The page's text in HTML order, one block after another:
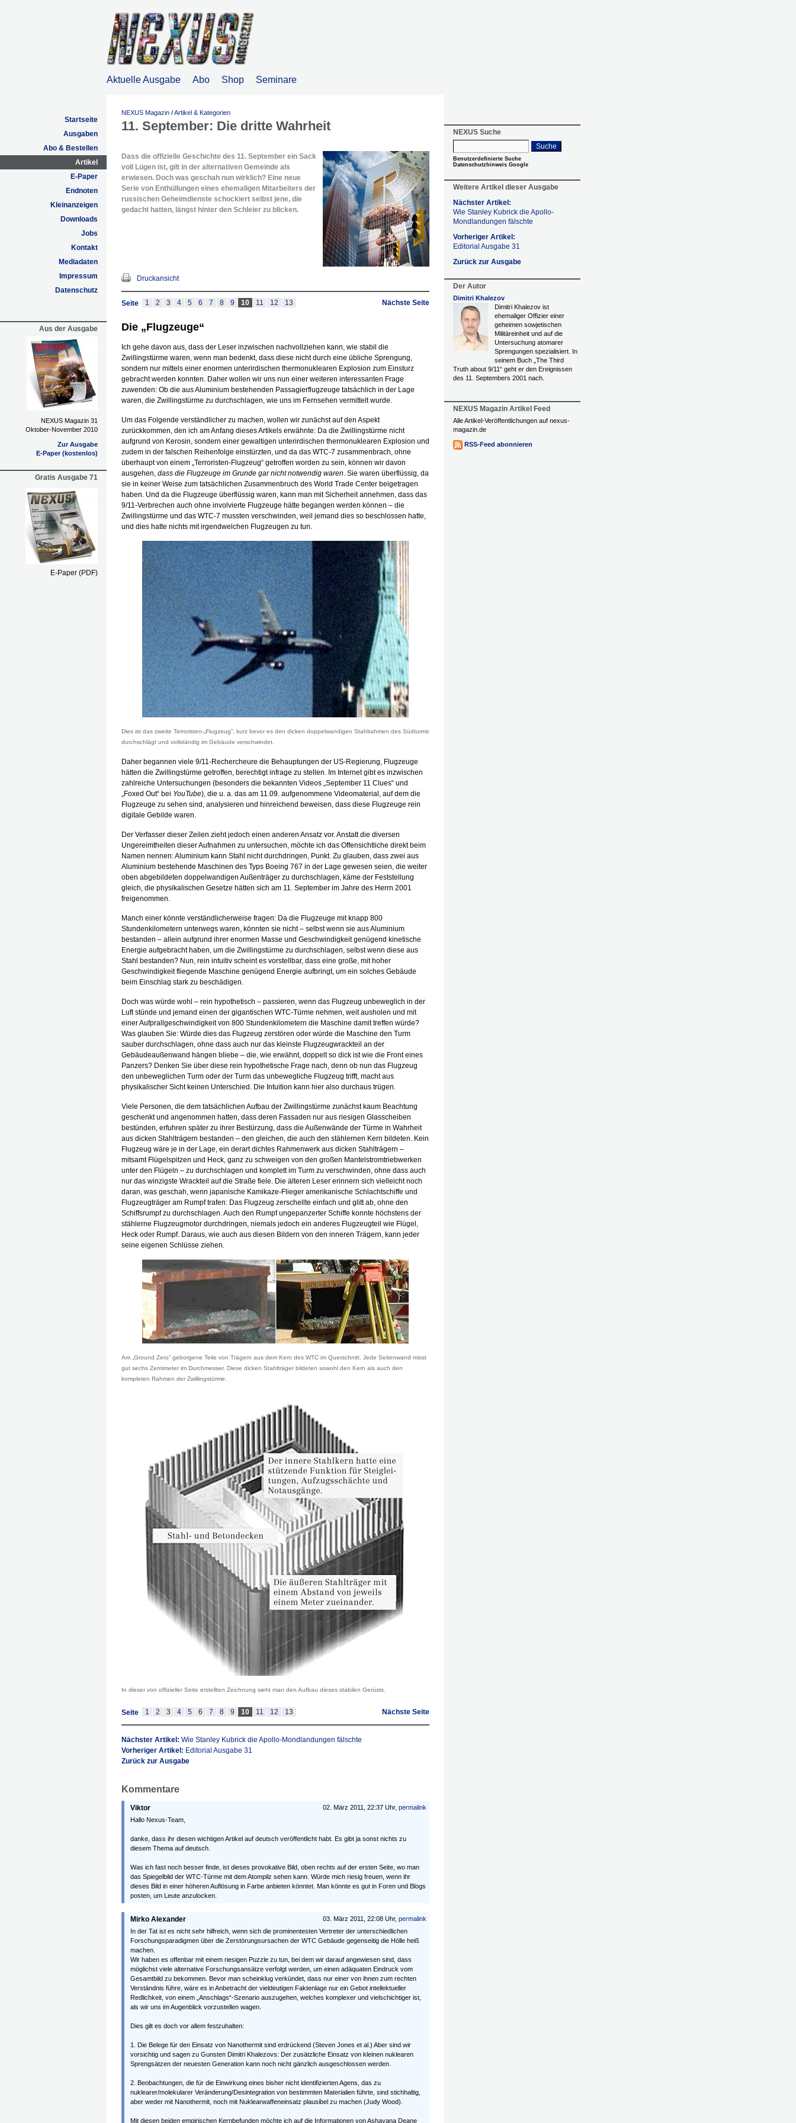
Aktuelle Ausgabe Abo Shop Seminare
Startseite
Ausgaben
Abo & Bestellen
Artikel
E-Paper
Endnoten
Kleinanzeigen
Downloads
Jobs
Kontakt
Mediadaten
Impressum
Datenschutz
Aus der Ausgabe
NEXUS Magazin 31
Oktober-November 2010
Zur Ausgabe
E-Paper (kostenlos)
Gratis Ausgabe 71
E-Paper (PDF)
NEXUS Magazin /Artikel & Kategorien
11. September: Die dritte Wahrheit
Dass die offizielle Geschichte des 11. September ein Sack
voll Lügen ist, gilt in der alternativen Gemeinde als
erwiesen. Doch was geschah nun wirklich? Eine neue
Serie von Enthüllungen eines ehemaligen Mitarbeiters der
russischen Geheimdienste schockiert selbst jene, die
gedacht hatten, längst hinter den Schleier zu blicken.
Druckansicht
Nächste Seite
Seite 1 2 3 4 5 6 7 8 9 10 11 12 13
Die „Flugzeuge“
Ich gehe davon aus, dass der Leser inzwischen nachvollziehen kann, wie stabil die
Zwillingstürme waren, wenn man bedenkt, dass diese nicht durch eine übliche Sprengung,
sondern nur mittels einer enormen unterirdischen thermonuklearen Explosion zum Einsturz
gebracht werden konnten. Daher wollen wir uns nun einer weiteren interessanten Frage
zuwenden: Ob die aus Aluminium bestehenden Passagierflugzeuge tatsächlich in der Lage
waren, die Zwillingstürme zu durchschlagen, wie uns im Fernsehen vermittelt wurde.
Um das Folgende verständlicher zu machen, wollen wir zunächst auf den Aspekt
zurückkommen, den ich am Anfang dieses Artikels erwähnte: Da die Zwillingstürme nicht
aufgrund von Kerosin, sondern einer gewaltigen unterirdischen thermonuklearen Explosion und
zudem in der falschen Reihenfolge einstürzten, und da das WTC-7 zusammenbrach, ohne
überhaupt von einem „Terroristen-Flugzeug“ getroffen worden zu sein, können wir davon
ausgehen, dass die Flugzeuge im Grunde gar nicht notwendig waren. Sie waren überflüssig, da
sie in keiner Weise zum tatsächlichen Zusammenbruch des World Trade Center beigetragen
haben. Und da die Flugzeuge überflüssig waren, kann man mit Sicherheit annehmen, dass das
9/11-Verbrechen auch ohne involvierte Flugzeuge hätte begangen werden können – die
Zwillingstürme und das WTC-7 mussten verschwinden, weil jemand dies so beschlossen hatte,
und dies hatte nichts mit irgendwelchen Flugzeugen zu tun.
Dies ist das zweite Terroristen-„Flugzeug”, kurz bevor es den dicken doppelwandigen Stahlrahmen des Südturms
durchschlägt und vollständig im Gebäude verschwindet.
Daher begannen viele 9/11-Rechercheure die Behauptungen der US-Regierung, Flugzeuge
hätten die Zwillingstürme getroffen, berechtigt infrage zu stellen. Im Internet gibt es inzwischen
zahlreiche Untersuchungen (besonders die bekannten Videos „September 11 Clues“ und
„Foxed Out“ bei YouTube), die u. a. das am 11.09. aufgenommene Videomaterial, auf dem die
Flugzeuge zu sehen sind, analysieren und hinreichend beweisen, dass diese Flugzeuge rein
digitale Gebilde waren.
Der Verfasser dieser Zeilen zieht jedoch einen anderen Ansatz vor. Anstatt die diversen
Ungereimtheiten dieser Aufnahmen zu untersuchen, möchte ich das Offensichtliche direkt beim
Namen nennen: Aluminium kann Stahl nicht durchdringen, Punkt. Zu glauben, dass zwei aus
Aluminium bestehende Maschinen des Typs Boeing 767 in der Lage gewesen seien, die weiter
oben abgebildeten doppelwandigen Außenträger zu durchschlagen, käme der Feststellung
gleich, die physikalischen Gesetze hätten sich am 11. September im Jahre des Herrn 2001
freigenommen.
Manch einer könnte verständlicherweise fragen: Da die Flugzeuge mit knapp 800
Stundenkilometern unterwegs waren, könnten sie nicht – selbst wenn sie aus Aluminium
bestanden – allein aufgrund ihrer enormen Masse und Geschwindigkeit genügend kinetische
Energie aufgebracht haben, um die Zwillingstürme zu durchschlagen, selbst wenn diese aus
Stahl bestanden? Nun, rein intuitiv scheint es vorstellbar, dass eine große, mit hoher
Geschwindigkeit fliegende Maschine genügend Energie aufbringt, um ein solches Gebäude
beim Einschlag stark zu beschädigen.
Doch was würde wohl – rein hypothetisch – passieren, wenn das Flugzeug unbeweglich in der
Luft stünde und jemand einen der gigantischen WTC-Türme nehmen, weit ausholen und mit
einer Aufprallgeschwindigkeit von 800 Stundenkilometern die Maschine damit treffen würde?
Was glauben Sie: Würde dies das Flugzeug zerstören oder würde die Maschine den Turm
sauber durchschlagen, ohne dass auch nur das kleinste Flugzeugwrackteil an der
Gebäudeaußenwand hängen bliebe – die, wie erwähnt, doppelt so dick ist wie die Front eines
Panzers? Denken Sie über diese rein hypothetische Frage nach, denn ob nun das Flugzeug
den unbeweglichen Turm oder der Turm das unbewegliche Flugzeug trifft, macht aus
physikalischer Sicht keinen Unterschied. Die Intuition kann hier also durchaus trügen.
Viele Personen, die dem tatsächlichen Aufbau der Zwillingstürme zunächst kaum Beachtung
geschenkt und angenommen hatten, dass deren Fassaden nur aus riesigen Glasscheiben
bestünden, erfuhren später zu ihrer Bestürzung, dass die Außenwände der Türme in Wahrheit
aus dicken Stahlträgern bestanden – den gleichen, die auch den stählernen Kern bildeten. Kein
Flugzeug wäre je in der Lage, ein derart dichtes Rahmenwerk aus dicken Stahlträgern –
mitsamt Flügelspitzen und Heck, ganz zu schweigen von den großen Mantelstromtriebwerken
unter den Flügeln – zu durchschlagen und komplett im Turm zu verschwinden, ohne dass auch
nur das winzigste Wrackteil auf die Straße fiele. Die älteren Leser erinnern sich vielleicht noch
daran, was geschah, wenn japanische Kamikaze-Flieger amerikanische Schlachtschiffe und
Flugzeugträger am Rumpf trafen: Das Flugzeug zerschellte einfach und glitt ab, ohne den
Schiffsrumpf zu durchschlagen. Auch den Rumpf ungepanzerter Schiffe konnte höchstens der
stählerne Flugzeugmotor durchdringen, niemals jedoch ein anderes Flugzeugteil wie Flügel,
Heck oder Rumpf. Daraus, wie auch aus diesen Bildern von den inneren Trägern, kann jeder
seine eigenen Schlüsse ziehen.
Am „Ground Zero” geborgene Teile von Trägern aus dem Kern des WTC im Querschnitt. Jede Seitenwand misst
gut sechs Zentimeter im Durchmesser. Diese dicken Stahlträger bildeten sowohl den Kern als auch den
kompleten Rahmen der Zwillingstürme.
In dieser von offizieller Seite erstellten Zeichnung sieht man den Aufbau dieses stabilen Gerüsts.
Nächste Seite
Seite 1 2 3 4 5 6 7 8 9 10 11 12 13
Nächster Artikel: Wie Stanley Kubrick die Apollo-Mondlandungen fälschte
Vorheriger Artikel: Editorial Ausgabe 31
Zurück zur Ausgabe
Kommentare
02. März 2011, 22:37 Uhr, permalink
Viktor
Hallo Nexus-Team,
danke, dass ihr diesen wichtigen Artikel auf deutsch veröffentlicht habt. Es gibt ja sonst nichts zu
diesem Thema auf deutsch.
Was ich fast noch besser finde, ist dieses provokative Bild, oben rechts auf der ersten Seite, wo man
das Spiegelbild der WTC-Türme mit dem Atompilz sehen kann. Würde mich riesig freuen, wenn ihr
dieses Bild in einer höheren Auflösung in Farbe anbieten könntet. Man könnte es gut in Foren und Blogs
posten, um Leute anzulocken.
03. März 2011, 22:08 Uhr, permalink
Mirko Alexander
In der Tat ist es nicht sehr hilfreich, wenn sich die prominentesten Vertreter der unterschiedlichen
Forschungsparadigmen über die Zerstörungsursachen der WTC Gebäude gegenseitig die Hölle heiß
machen.
Wir haben es offenbar mit einem riesigen Puzzle zu tun, bei dem wir darauf angewiesen sind, dass
möglichst viele alternative Forschungsansätze verfolgt werden, um einen adäquaten Eindruck vom
Gesamtbild zu bekommen. Bevor man scheinklug verkündet, dass nur einer von ihnen zum rechten
Verständnis führe, wäre es in Anbetracht der vieldeutigen Faktenlage nur ein Gebot intellektueller
Redlichkeit, von einem „Anschlags“-Szenario auszugehen, welches komplexer und vielschichtiger ist,
als wir uns im Augenblick vorzustellen wagen.
Dies gilt es doch vor allem festzuhalten:
1. Die Belege für den Einsatz von Nanothermit sind erdrückend (Steven Jones et al.) Aber sind wir
vorsichtig und sagen zu Gunsten Dimitri Khalezovs: Der zusätzliche Einsatz von kleinen nuklearen
Sprengsätzen der neuesten Generation kann noch nicht gänzlich ausgeschlossen werden.
2. Beobachtungen, die für die Einwirkung eines bisher nicht identifizierten Agens, das zu
nuklearer/molekularer Veränderung/Desintegration von bestimmten Materialien führte, sind stichhaltig,
aber weder mit Nanothermit, noch mit Nuklearwaffeneinsatz plausibel zu machen (Judy Wood).
Mit diesen beiden empirischen Kernbefunden möchte ich auf die Informationen von Ashayana Deane
NEXUS Suche
Suche
Benutzerdefinierte Suche
Datenschutzhinweis Google
Weitere Artikel dieser Ausgabe
Nächster Artikel:
Wie Stanley Kubrick die Apollo-
Mondlandungen fälschte
Vorheriger Artikel:
Editorial Ausgabe 31
Zurück zur Ausgabe
Der Autor
Dimitri Khalezov
Dimitri Khalezov ist
ehemaliger Offizier einer
geheimen sowjetischen
Militäreinheit und auf die
Untersuchung atomarer
Sprengungen spezialisiert. In
seinem Buch „The Third
Truth about 9/11“ geht er den Ereignissen
des 11. Septembers 2001 nach.
NEXUS Magazin Artikel Feed
Alle Artikel-Veröffentlichungen auf nexus-
magazin.de
RSS-Feed abonnieren